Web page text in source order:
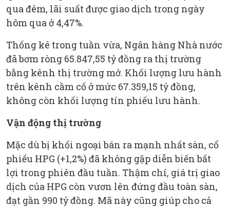
qua đêm, lãi suất được giao dịch trong ngày
hôm qua ở 4,47%.
Thống kê trong tuần vừa, Ngân hàng Nhà nước
đã bơm ròng 65.847,55 tỷ đồng ra thị trường
bằng kênh thị trường mở. Khối lượng lưu hành
trên kênh cầm cố ở mức 67.359,15 tỷ đồng,
không còn khối lượng tín phiếu lưu hành.
Vận động thị trường
Mặc dù bị khối ngoại bán ra mạnh nhất sàn, cổ
phiếu HPG (+1,2%) đã không gặp diễn biến bất
lợi trong phiên đầu tuần. Thậm chí, giá trị giao
dịch của HPG còn vươn lên đứng đầu toàn sàn,
đạt gần 990 tỷ đồng. Mã này cũng giúp cho cả